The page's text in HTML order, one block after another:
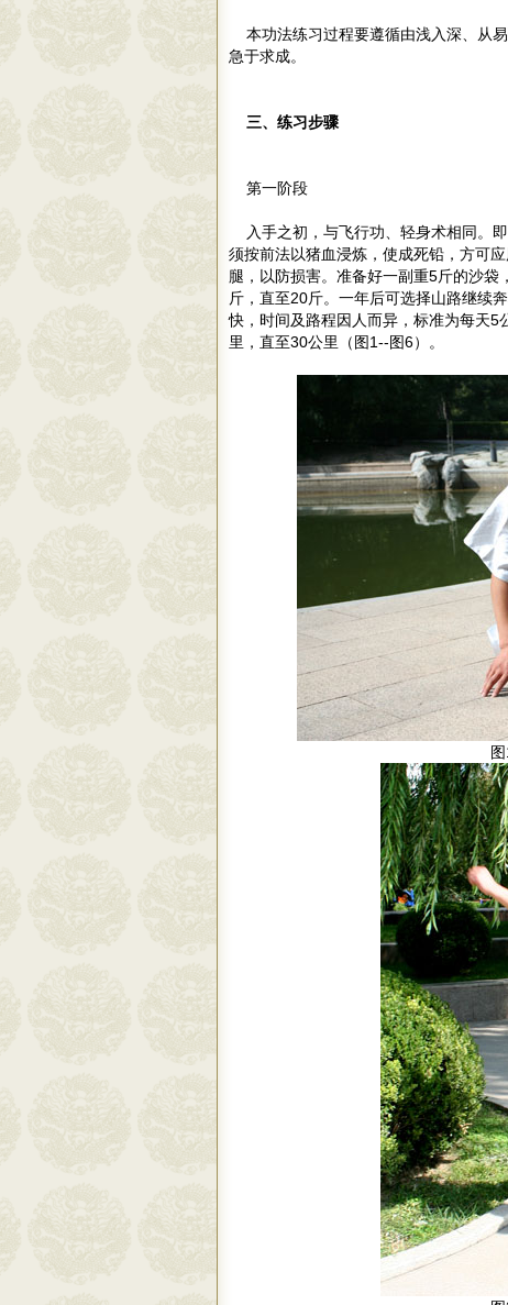
本功法练习过程要遵循由浅入深、从
急于求成。
三、练习步骤
第一阶段
入手之初，与飞行功、轻身术相同。
须按前法以猪血浸炼，使成死铅，方可
腿，以防损害。准备好一副重5斤的沙袋
斤，直至20斤。一年后可选择山路继续
快，时间及路程因人而异，标准为每天
里，直至30公里（图1--图6）。